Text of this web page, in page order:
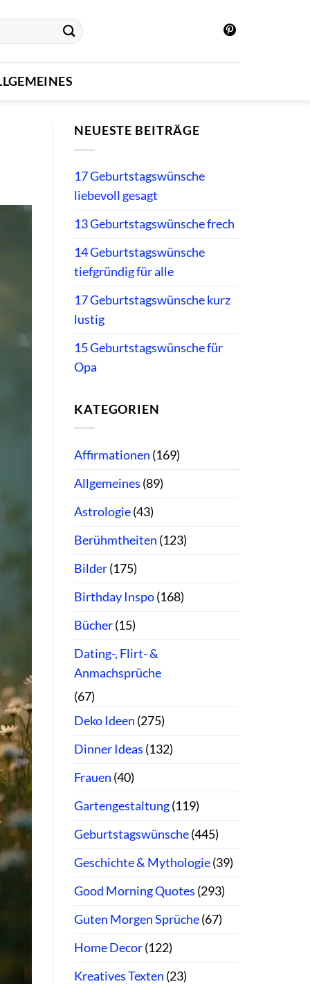
NEUESTE BEITRÄGE
17 Geburtstagswünsche
liebevoll gesagt
13 Geburtstagswünsche frech
14 Geburtstagswünsche
tiefgründig für alle
17 Geburtstagswünsche kurz
lustig
15 Geburtstagswünsche für
Opa
KATEGORIEN
Affirmationen (169)
Allgemeines (89)
Astrologie(43)
Berühmtheiten (123)
Bilder(175)
Birthday Inspo(168)
Bücher(15)
Dating-, Flirt- &
Anmachsprüche
(67)
Deko Ideen (275)
Dinner Ideas (132)
Frauen (40)
Gartengestaltung(119)
Geburtstagswünsche(445)
Geschichte & Mythologie(39)
Good Morning Quotes (293)
Guten Morgen Sprüche(67)
Home Decor(122)
Kreatives Texten (23)